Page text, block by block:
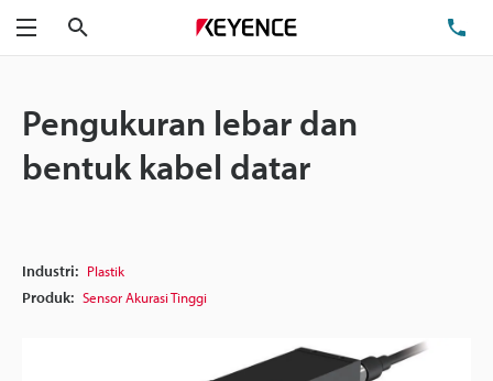
Menu
Pengukuran lebar dan
bentuk kabel datar
Industri: Plastik
Produk: Sensor Akurasi Tinggi